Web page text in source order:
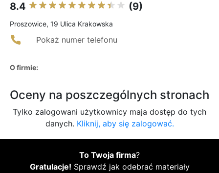
8.4 (9)
Proszowice, 19 Ulica Krakowska
Pokaż numer telefonu
O firmie:
Oceny na poszczególnych stronach
Tylko zalogowani użytkownicy maja dostęp do tych
danych. Kliknij, aby się zalogować.
To Twoja firma?
Gratulacje! Sprawdź jak odebrać materiały